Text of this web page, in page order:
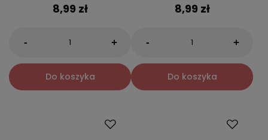
8,99 zł
- +
Do koszyka
8,99 zł
- +
Do koszyka